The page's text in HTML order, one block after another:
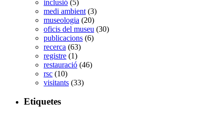
inclusió (5)
medi ambient (3)
museologia (20)
oficis del museu (30)
publicacions (6)
recerca (63)
registre (1)
restauració (46)
rsc (10)
visitants (33)
Etiquetes